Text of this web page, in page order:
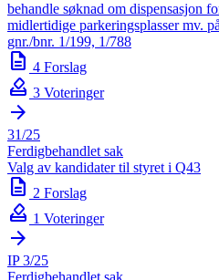
behandle søknad om dispensasjon
midlertidige parkeringsplasser mv.
gnr./bnr. 1/199, 1/788
description 4 Forslag
how_to_vote 3 Voteringer
arrow_forward
31/25
Ferdigbehandlet sak
Valg av kandidater til styret i Q43
description 2 Forslag
how_to_vote 1 Voteringer
arrow_forward
IP 3/25
Ferdigbehandlet sak